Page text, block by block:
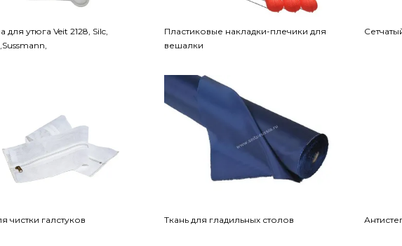
для утюга Veit 2128, Silc,
Пластиковые накладки-плечики для
вешалки
чистки галстуков Ткань для гладильных столов